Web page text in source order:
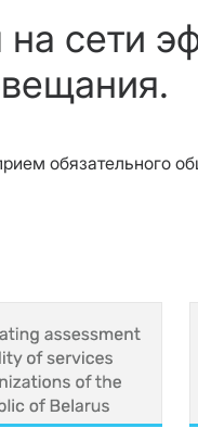
сети
обязательного